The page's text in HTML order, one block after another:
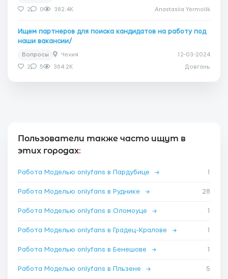
2 0 382.4K Anastasiia Yermolik
Ищем партнеров для поиска кандидатов на работу под
наши вакансии/
Вопросы Чехия 12-03-2024
2 5 364.2K Довгань
Пользователи также часто ищут в
этих городах:
Работа Моделью onlyfans в Пардубице → 1
Работа Моделью onlyfans в Руднике → 28
Работа Моделью onlyfans в Оломоуце → 1
Работа Моделью onlyfans в Градец-Кралове → 1
Работа Моделью onlyfans в Бенешове → 1
Работа Моделью onlyfans в Пльзене → 5